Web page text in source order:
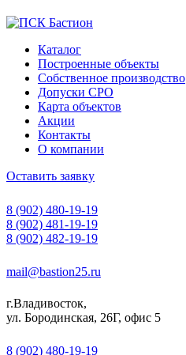
Каталог
Построенные объекты
Собственное производство
Допуски СРО
Карта объектов
Акции
Контакты
О компании
Оставить заявку
8 (902) 480-19-19
8 (902) 481-19-19
8 (902) 482-19-19
mail@bastion25.ru
г.Владивосток,
ул. Бородинская, 26Г, офис 5
8 (902) 480-19-19